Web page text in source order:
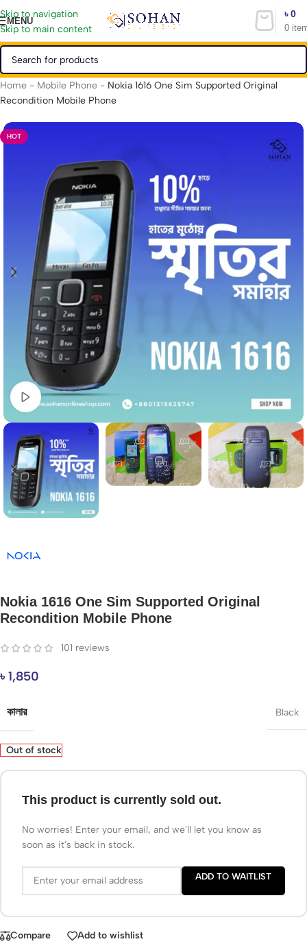
Skip to navigation
Skip to main content
MENU
0
৳0
Home - Mobile Phone - Nokia 1616 One Sim Supported Original
Recondition Mobile Phone
HOT
Watch video
Nokia 1616 One Sim Supported Original
Recondition Mobile Phone
101 reviews
৳ 1,850
কালার Black
Out of stock
This product is currently sold out.
No worries! Enter your email, and we'll let you know as
soon as it's back in stock.
ADD TO WAITLIST
Compare Add to wishlist